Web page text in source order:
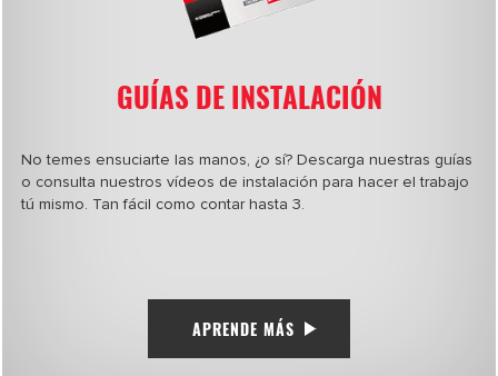
GUÍAS DE INSTALACIÓN
No temes ensuciarte las manos, ¿o sí? Descarga nuestras guías
o consulta nuestros vídeos de instalación para hacer el trabajo
tú mismo. Tan fácil como contar hasta 3.
APRENDE MÁS